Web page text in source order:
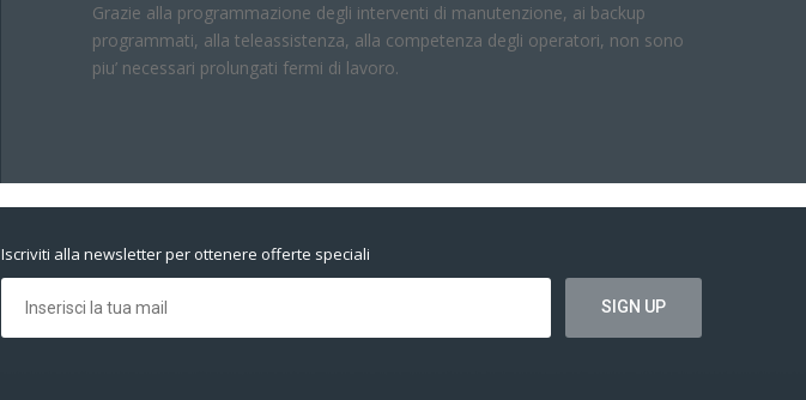
Grazie alla programmazione degli interventi di manutenzione, ai backup
programmati, alla teleassistenza, alla competenza degli operatori, non sono
piu’ necessari prolungati fermi di lavoro.
Iscriviti alla newsletter per ottenere offerte speciali